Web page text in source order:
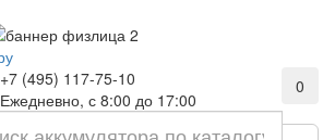
+7 (495) 117-75-10
Ежедневно, с 8:00 до 17:00
0